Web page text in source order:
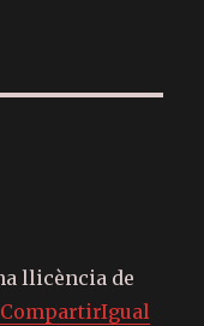
llicència de